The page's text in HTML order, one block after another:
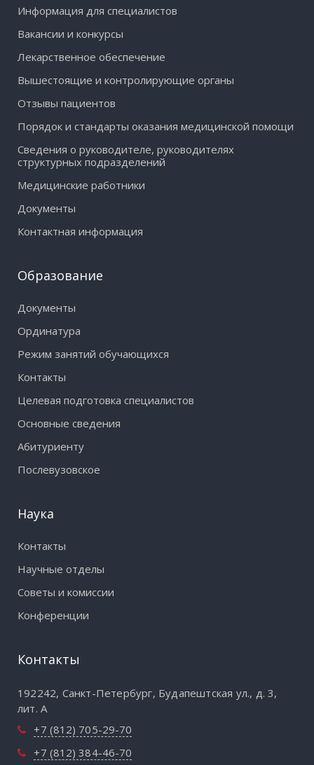
Информация для специалистов
Вакансии и конкурсы
Лекарственное обеспечение
Вышестоящие и контролирующие органы
Отзывы пациентов
Порядок и стандарты оказания медицинской помощи
Сведения о руководителе, руководителях
структурных подразделений
Медицинские работники
Документы
Контактная информация
Образование
Документы
Ординатура
Режим занятий обучающихся
Контакты
Целевая подготовка специалистов
Основные сведения
Абитуриенту
Послевузовское
Наука
Контакты
Научные отделы
Советы и комиссии
Конференции
Контакты
192242, Санкт-Петербург, Будапештская ул., д. 3,
лит. А
+7 (812) 705-29-70
+7 (812) 384-46-70